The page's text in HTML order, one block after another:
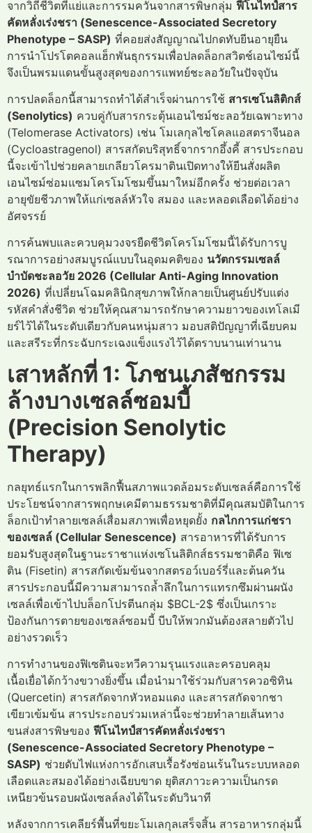
จากวิถีชีวิตที่แย่และการรมควันจากสารพิษกลุ่ม ฟีโนไทป์สาร
คัดหลั่งเร่งชรา (Senescence-Associated Secretory
Phenotype – SASP) ที่คอยส่งสัญญาณไปกดทับยีนอายุยืน
การนำโปรโตคอลแฮ็กพันธุกรรมเพื่อปลดล็อกสวิตช์เอนไซม์นี้
จึงเป็นพรมแดนขั้นสูงสุดของการแพทย์ชะลอวัยในปัจจุบัน
การปลดล็อกนี้สามารถทำได้สำเร็จผ่านการใช้ สารเซโนลิติกส์
(Senolytics) ควบคู่กับสารกระตุ้นเอนไซม์ชะลอวัยเฉพาะทาง
(Telomerase Activators) เช่น โมเลกุลไซโคลแอสตราจีนอล
(Cycloastragenol) สารสกัดบริสุทธิ์จากรากอึ้งคี้ สารประกอบ
นี้จะเข้าไปช่วยคลายเกลียวโครมาตินเปิดทางให้ยีนสั่งผลิต
เอนไซม์ซ่อมแซมโครโมโซมขึ้นมาใหม่อีกครั้ง ช่วยต่อเวลา
อายุขัยชีวภาพให้แก่เซลล์หัวใจ สมอง และหลอดเลือดได้อย่าง
อัศจรรย์
การค้นพบและควบคุมวงจรยืดชีวิตโครโมโซมนี้ได้รับการบู
รณาการอย่างสมบูรณ์แบบในอุดมคติของ นวัตกรรมเซลล์
บำบัดชะลอวัย 2026 (Cellular Anti-Aging Innovation
2026) ที่เปลี่ยนโฉมคลินิกสุขภาพให้กลายเป็นศูนย์ปรับแต่ง
รหัสคำสั่งชีวิต ช่วยให้คุณสามารถรักษาความยาวของเทโลเมี
ยร์ไว้ได้ในระดับเดียวกับคนหนุ่มสาว มอบสติปัญญาที่เฉียบคม
และสรีระที่กระฉับกระเฉงแข็งแรงไว้ได้ตราบนานเท่านาน
เสาหลักที่ 1: โภชนเภสัชกรรม
ล้างบางเซลล์ซอมบี้
(Precision Senolytic
Therapy)
กลยุทธ์แรกในการพลิกฟื้นสภาพแวดล้อมระดับเซลล์คือการใช้
ประโยชน์จากสารพฤกษเคมีตามธรรมชาติที่มีคุณสมบัติในการ
ล็อกเป้าทำลายเซลล์เสื่อมสภาพเพื่อหยุดยั้ง กลไกการแก่ชรา
ของเซลล์ (Cellular Senescence) สารอาหารที่ได้รับการ
ยอมรับสูงสุดในฐานะราชาแห่งเซโนลิติกส์ธรรมชาติคือ ฟิเซ
ติน (Fisetin) สารสกัดเข้มข้นจากสตรอว์เบอร์รี่และต้นควัน
สารประกอบนี้มีความสามารถล้ำลึกในการแทรกซึมผ่านผนัง
เซลล์เพื่อเข้าไปบล็อกโปรตีนกลุ่ม $BCL-2$ ซึ่งเป็นเกราะ
ป้องกันการตายของเซลล์ซอมบี้ บีบให้พวกมันต้องสลายตัวไป
อย่างรวดเร็ว
การทำงานของฟิเซตินจะทวีความรุนแรงและครอบคลุม
เนื้อเยื่อได้กว้างขวางยิ่งขึ้น เมื่อนำมาใช้ร่วมกับสารควอซิทิน
(Quercetin) สารสกัดจากหัวหอมแดง และสารสกัดจากชา
เขียวเข้มข้น สารประกอบร่วมเหล่านี้จะช่วยทำลายเส้นทาง
ขนส่งสารพิษของ ฟีโนไทป์สารคัดหลั่งเร่งชรา
(Senescence-Associated Secretory Phenotype –
SASP) ช่วยดับไฟแห่งการอักเสบเรื้อรังซ่อนเร้นในระบบหลอด
เลือดและสมองได้อย่างเฉียบขาด ยุติสภาวะความเป็นกรด
เหนียวข้นรอบผนังเซลล์ลงได้ในระดับวินาที
หลังจากการเคลียร์พื้นที่ขยะโมเลกุลเสร็จสิ้น สารอาหารกลุ่มนี้